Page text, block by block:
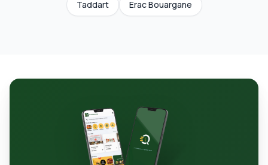
Taddart
Erac Bouargane